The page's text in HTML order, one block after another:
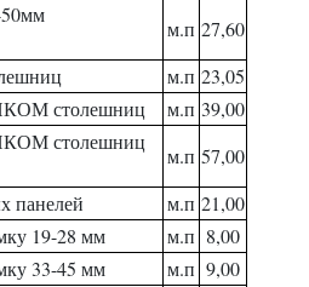
м.п 27,60
м.п 23,05
столешниц м.п 39,00
столешниц
м.п 57,00
панелей м.п 21,00
19-28 мм м.п 8,00
33-45 мм м.п 9,00